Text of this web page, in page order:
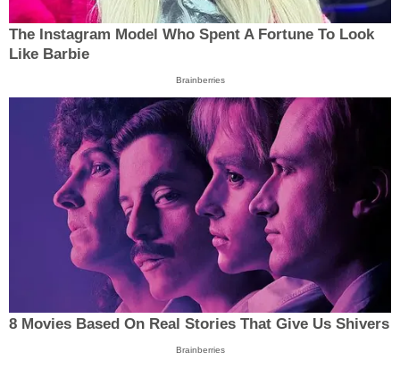
The Instagram Model Who Spent A Fortune To Look
Like Barbie
Brainberries
8 Movies Based On Real Stories That Give Us Shivers
Brainberries